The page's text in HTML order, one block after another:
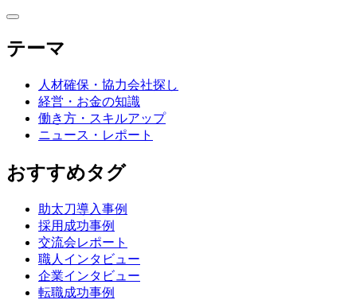
テーマ
人材確保・協力会社探し
経営・お金の知識
働き方・スキルアップ
ニュース・レポート
おすすめタグ
助太刀導入事例
採用成功事例
交流会レポート
職人インタビュー
企業インタビュー
転職成功事例